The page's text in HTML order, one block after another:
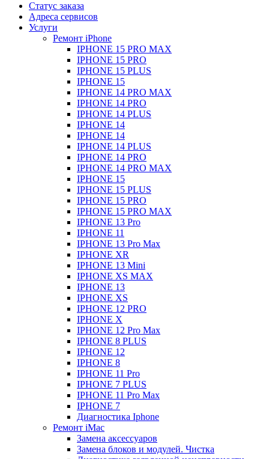
Статус заказа
Адреса сервисов
Услуги
Ремонт iPhone
IPHONE 15 PRO MAX
IPHONE 15 PRO
IPHONE 15 PLUS
IPHONE 15
IPHONE 14 PRO MAX
IPHONE 14 PRO
IPHONE 14 PLUS
IPHONE 14
IPHONE 14
IPHONE 14 PLUS
IPHONE 14 PRO
IPHONE 14 PRO MAX
IPHONE 15
IPHONE 15 PLUS
IPHONE 15 PRO
IPHONE 15 PRO MAX
IPHONE 13 Pro
IPHONE 11
IPHONE 13 Pro Max
IPHONE XR
IPHONE 13 Mini
IPHONE XS MAX
IPHONE 13
IPHONE XS
IPHONE 12 PRO
IPHONE X
IPHONE 12 Pro Max
IPHONE 8 PLUS
IPHONE 12
IPHONE 8
IPHONE 11 Pro
IPHONE 7 PLUS
IPHONE 11 Pro Max
IPHONE 7
Диагностика Iphone
Ремонт iMac
Замена аксессуаров
Замена блоков и модулей. Чистка